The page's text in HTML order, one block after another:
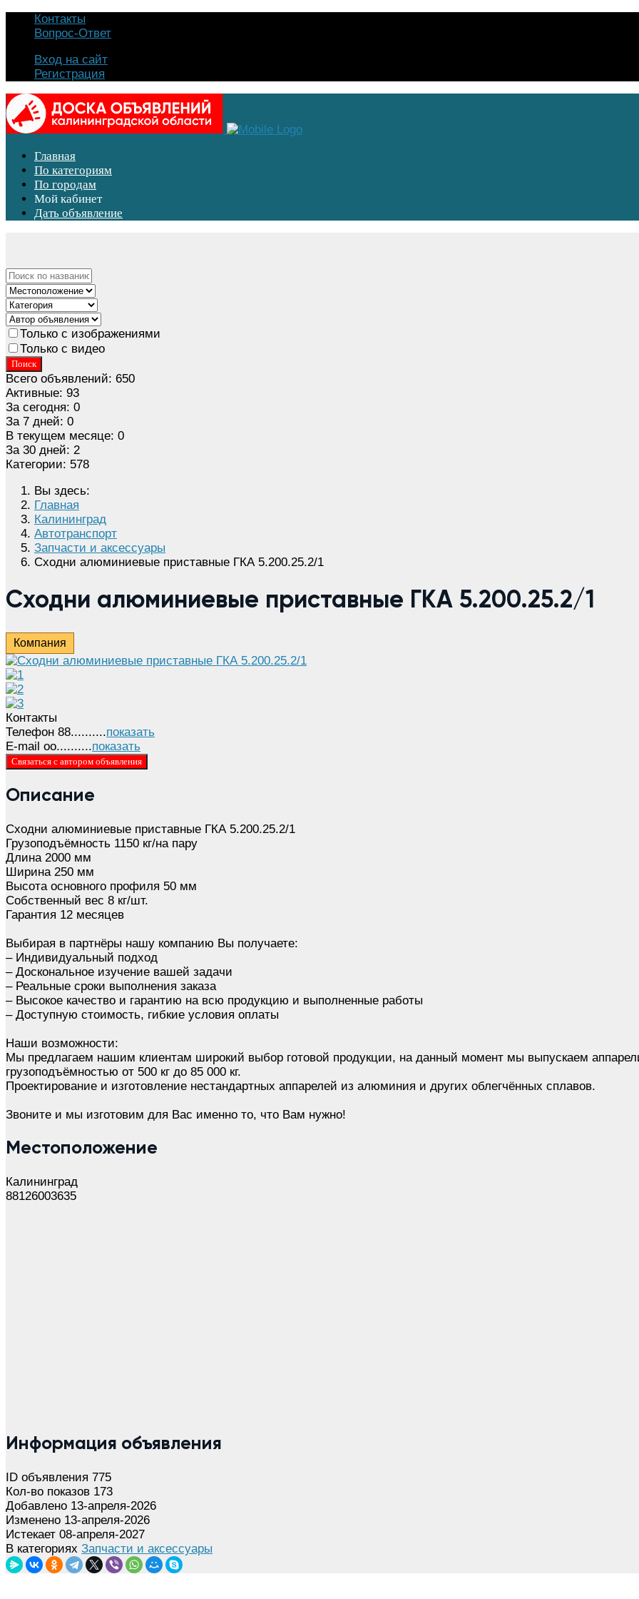
Контакты
Вопрос-Ответ
Вход на сайт
Регистрация
Главная
По категориям
По городам
Мой кабинет
Дать объявление
Только с изображениями
Только с видео
Поиск
Всего объявлений: 650
Активные: 93
За сегодня: 0
За 7 дней: 0
В текущем месяце: 0
За 30 дней: 2
Категории: 578
Вы здесь:
Главная
Калининград
Автотранспорт
Запчасти и аксессуары
Cходни алюминиевые приставные ГКА 5.200.25.2/1
Cходни алюминиевые приставные ГКА 5.200.25.2/1
Компания
Контакты
Телефон 88..........показать
E-mail oo..........показать
Связаться с автором объявления
Описание
Cходни алюминиевые приставные ГКА 5.200.25.2/1
Грузоподъёмность 1150 кг/на пару
Длина 2000 мм
Ширина 250 мм
Высота основного профиля 50 мм
Собственный вес 8 кг/шт.
Гарантия 12 месяцев
Выбирая в партнёры нашу компанию Вы получаете:
– Индивидуальный подход
– Доскональное изучение вашей задачи
– Реальные сроки выполнения заказа
– Высокое качество и гарантию на всю продукцию и выполненные работы
– Доступную стоимость, гибкие условия оплаты
Наши возможности:
Мы предлагаем нашим клиентам широкий выбор готовой продукции, на данный момент мы выпускаем
грузоподъёмностью от 500 кг до 85 000 кг.
Проектирование и изготовление нестандартных аппарелей из алюминия и других облегчённых сплавов.
Звоните и мы изготовим для Вас именно то, что Вам нужно!
Местоположение
Калининград
88126003635
Информация объявления
ID объявления 775
Кол-во показов 173
Добавлено 13-апреля-2026
Изменено 13-апреля-2026
Истекает 08-апреля-2027
В категориях Запчасти и аксессуары